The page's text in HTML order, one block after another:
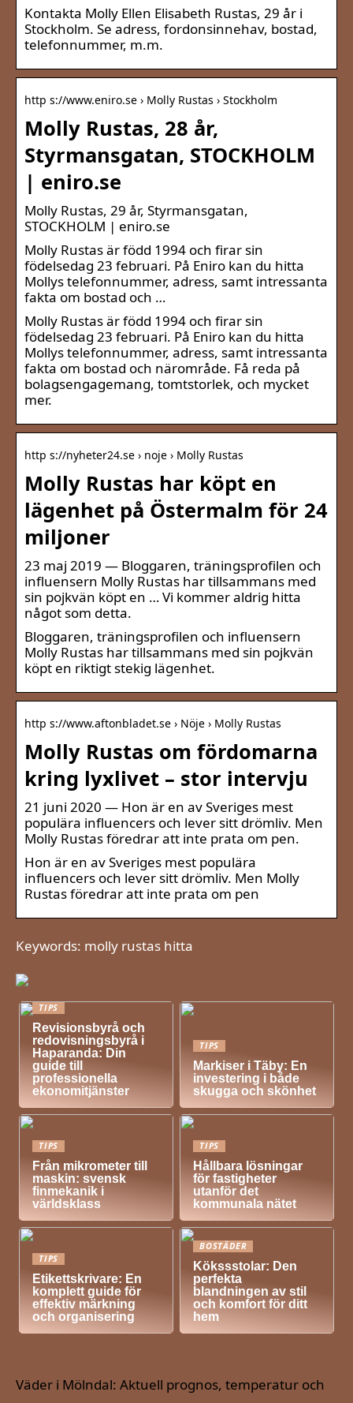
Kontakta Molly Ellen Elisabeth Rustas, 29 år i
Stockholm. Se adress, fordonsinnehav, bostad,
telefonnummer, m.m.
http s://www.eniro.se › Molly Rustas › Stockholm
Molly Rustas, 28 år,
Styrmansgatan, STOCKHOLM
| eniro.se
Molly Rustas, 29 år, Styrmansgatan,
STOCKHOLM | eniro.se
Molly Rustas är född 1994 och firar sin
födelsedag 23 februari. På Eniro kan du hitta
Mollys telefonnummer, adress, samt intressanta
fakta om bostad och …
Molly Rustas är född 1994 och firar sin
födelsedag 23 februari. På Eniro kan du hitta
Mollys telefonnummer, adress, samt intressanta
fakta om bostad och närområde. Få reda på
bolagsengagemang, tomtstorlek, och mycket
mer.
http s://nyheter24.se › noje › Molly Rustas
Molly Rustas har köpt en
lägenhet på Östermalm för 24
miljoner
23 maj 2019 — Bloggaren, träningsprofilen och
influensern Molly Rustas har tillsammans med
sin pojkvän köpt en … Vi kommer aldrig hitta
något som detta.
Bloggaren, träningsprofilen och influensern
Molly Rustas har tillsammans med sin pojkvän
köpt en riktigt stekig lägenhet.
http s://www.aftonbladet.se › Nöje › Molly Rustas
Molly Rustas om fördomarna
kring lyxlivet – stor intervju
21 juni 2020 — Hon är en av Sveriges mest
populära influencers och lever sitt drömliv. Men
Molly Rustas föredrar att inte prata om pen.
Hon är en av Sveriges mest populära
influencers och lever sitt drömliv. Men Molly
Rustas föredrar att inte prata om pen
Keywords: molly rustas hitta
TIPS
Revisionsbyrå och
redovisningsbyrå i
Haparanda: Din
guide till
professionella
ekonomitjänster
TIPS
Markiser i Täby: En
investering i både
skugga och skönhet
TIPS
Från mikrometer till
maskin: svensk
finmekanik i
världsklass
TIPS
Hållbara lösningar
för fastigheter
utanför det
kommunala nätet
TIPS
Etikettskrivare: En
komplett guide för
effektiv märkning
och organisering
BOSTÄDER
Kökssstolar: Den
perfekta
blandningen av stil
och komfort för ditt
hem
Väder i Mölndal: Aktuell prognos, temperatur och